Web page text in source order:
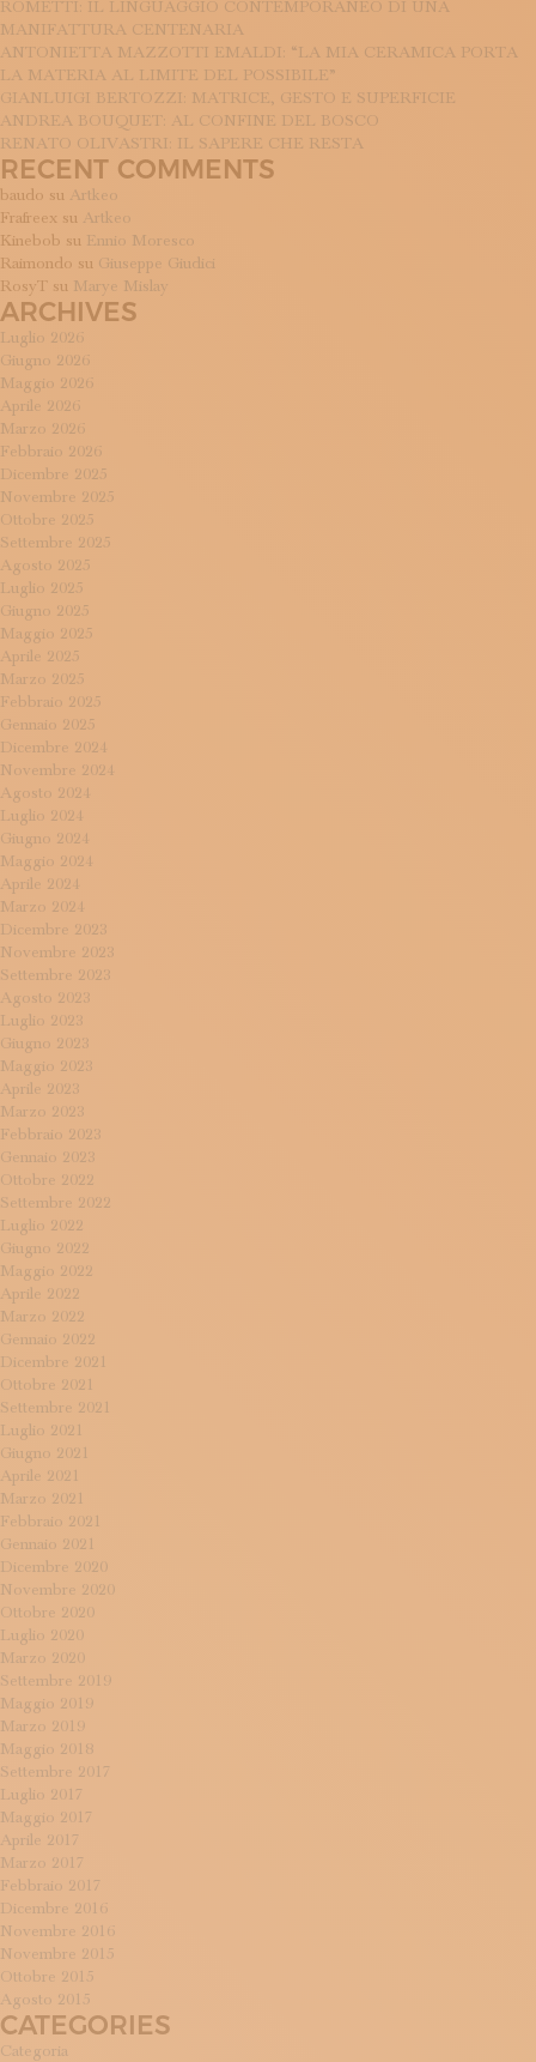
ROMETTI: IL LINGUAGGIO CONTEMPORANEO DI UNA
MANIFATTURA CENTENARIA
ANTONIETTA MAZZOTTI EMALDI: “LA MIA CERAMICA PORTA
LA MATERIA AL LIMITE DEL POSSIBILE”
GIANLUIGI BERTOZZI: MATRICE, GESTO E SUPERFICIE
ANDREA BOUQUET: AL CONFINE DEL BOSCO
RENATO OLIVASTRI: IL SAPERE CHE RESTA
RECENT COMMENTS
baudo su Artkeo
Frafreex su Artkeo
Kinebob su Ennio Moresco
Raimondo su Giuseppe Giudici
RosyT su Marye Mislay
ARCHIVES
Luglio 2026
Giugno 2026
Maggio 2026
Aprile 2026
Marzo 2026
Febbraio 2026
Dicembre 2025
Novembre 2025
Ottobre 2025
Settembre 2025
Agosto 2025
Luglio 2025
Giugno 2025
Maggio 2025
Aprile 2025
Marzo 2025
Febbraio 2025
Gennaio 2025
Dicembre 2024
Novembre 2024
Agosto 2024
Luglio 2024
Giugno 2024
Maggio 2024
Aprile 2024
Marzo 2024
Dicembre 2023
Novembre 2023
Settembre 2023
Agosto 2023
Luglio 2023
Giugno 2023
Maggio 2023
Aprile 2023
Marzo 2023
Febbraio 2023
Gennaio 2023
Ottobre 2022
Settembre 2022
Luglio 2022
Giugno 2022
Maggio 2022
Aprile 2022
Marzo 2022
Gennaio 2022
Dicembre 2021
Ottobre 2021
Settembre 2021
Luglio 2021
Giugno 2021
Aprile 2021
Marzo 2021
Febbraio 2021
Gennaio 2021
Dicembre 2020
Novembre 2020
Ottobre 2020
Luglio 2020
Marzo 2020
Settembre 2019
Maggio 2019
Marzo 2019
Maggio 2018
Settembre 2017
Luglio 2017
Maggio 2017
Aprile 2017
Marzo 2017
Febbraio 2017
Dicembre 2016
Novembre 2016
Novembre 2015
Ottobre 2015
Agosto 2015
CATEGORIES
Categoria